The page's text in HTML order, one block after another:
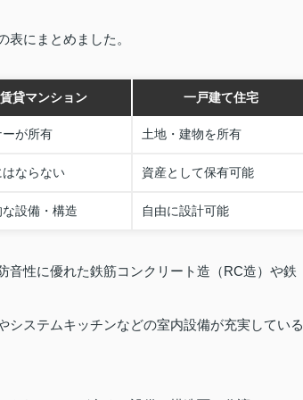
にまとめました。
賃貸マンション 一戸建て住宅
ーが所有 土地・建物を所有
はならない 資産として保有可能
設備・構造 自由に設計可能
音性に優れた鉄筋コンクリート造（RC造）や鉄
システムキッチンなどの室内設備が充実している